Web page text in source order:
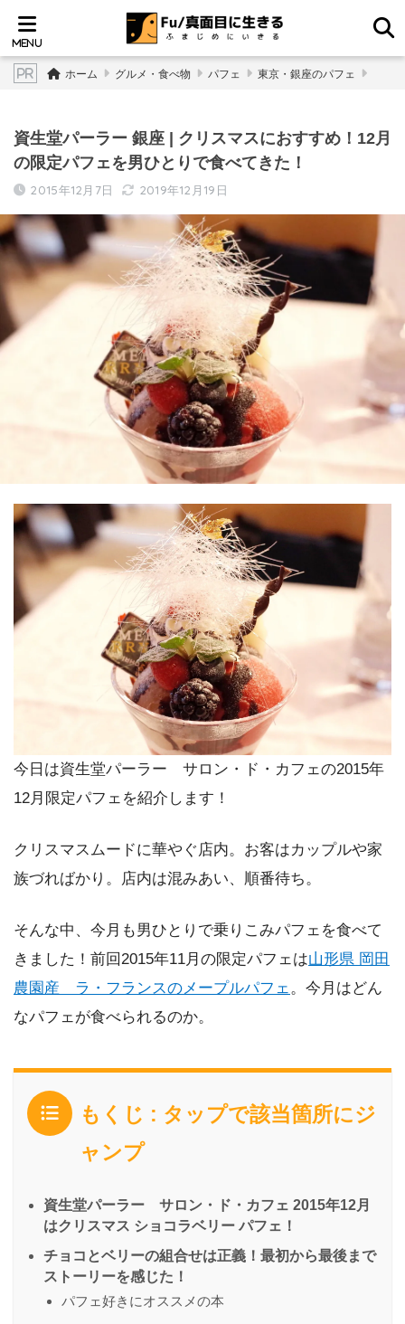
ホーム グルメ・食べ物 パフェ 東京・銀座のパフェ
資生堂パーラー 銀座 | クリスマスにおすすめ！12月
の限定パフェを男ひとりで食べてきた！
2015年12月7日 2019年12月19日
今日は資生堂パーラー サロン・ド・カフェの2015年
12月限定パフェを紹介します！
クリスマスムードに華やぐ店内。お客はカップルや家
族づればかり。店内は混みあい、順番待ち。
そんな中、今月も男ひとりで乗りこみパフェを食べて
きました！前回2015年11月の限定パフェは山形県 岡田
農園産 ラ・フランスのメープルパフェ。今月はどん
なパフェが食べられるのか。
もくじ : タップで該当箇所にジ
ャンプ
資生堂パーラー サロン・ド・カフェ 2015年12月
はクリスマス ショコラベリー パフェ！
チョコとベリーの組合せは正義！最初から最後まで
ストーリーを感じた！
パフェ好きにオススメの本